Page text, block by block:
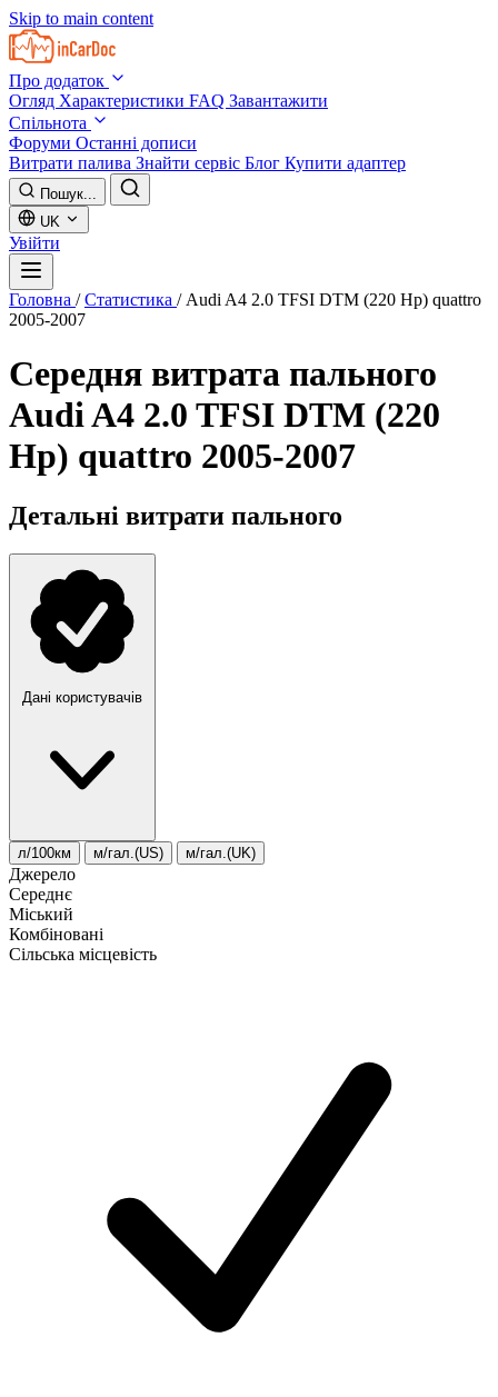
Skip to main content
Про додаток
Огляд Характеристики FAQ Завантажити
Спільнота
Форуми Останні дописи
Витрати палива Знайти сервіс Блог Купити адаптер
Пошук...
UK
Увійти
Головна / Статистика / Audi A4 2.0 TFSI DTM (220 Hp) quattro
2005-2007
Середня витрата пального
Audi A4 2.0 TFSI DTM (220
Hp) quattro 2005-2007
Детальні витрати пального
Дані користувачів
л/100км м/гал.(US) м/гал.(UK)
Джерело
Середнє
Міський
Комбіновані
Сільська місцевість